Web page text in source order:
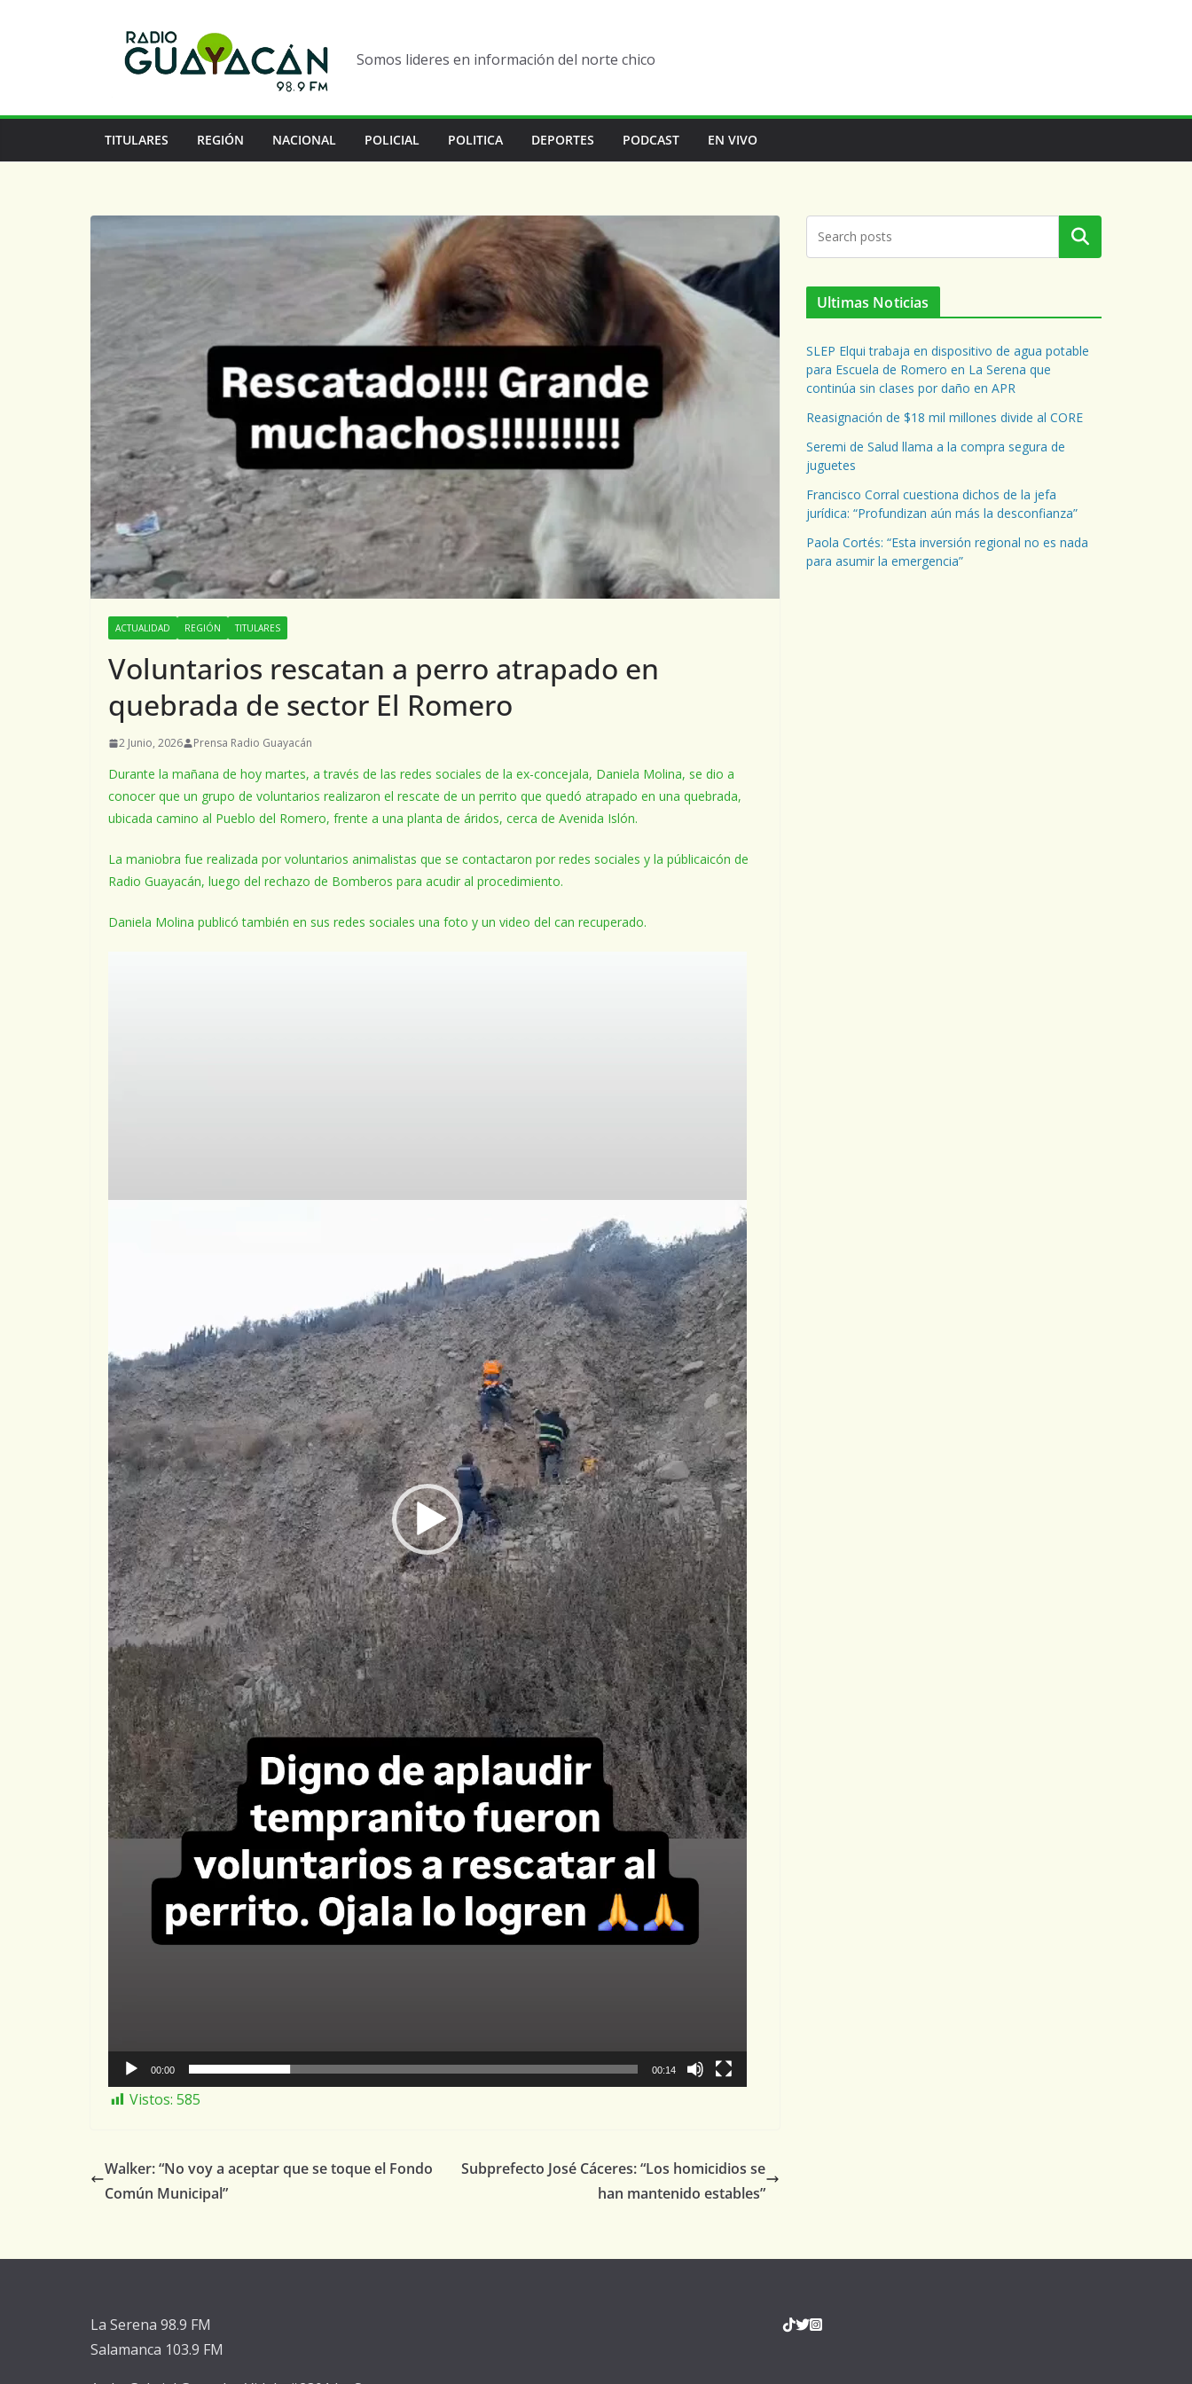
Somos lideres en información del norte chico
TITULARES REGIÓN NACIONAL POLICIAL POLITICA DEPORTES PODCAST EN VIVO
ACTUALIDAD REGIÓN TITULARES
Voluntarios rescatan a perro atrapado en
quebrada de sector El Romero
2 Junio, 2026 Prensa Radio Guayacán
Durante la mañana de hoy martes, a través de las redes sociales de la ex-concejala, Daniela Molina, se dio a
conocer que un grupo de voluntarios realizaron el rescate de un perrito que quedó atrapado en una quebrada,
ubicada camino al Pueblo del Romero, frente a una planta de áridos, cerca de Avenida Islón.
La maniobra fue realizada por voluntarios animalistas que se contactaron por redes sociales y la públicaicón de
Radio Guayacán, luego del rechazo de Bomberos para acudir al procedimiento.
Daniela Molina publicó también en sus redes sociales una foto y un video del can recuperado.
00:00 00:14
Vistos: 585
Walker: “No voy a aceptar que se toque el Fondo
Común Municipal”
Subprefecto José Cáceres: “Los homicidios se
han mantenido estables”
Buscar
Ultimas Noticias
SLEP Elqui trabaja en dispositivo de agua potable
para Escuela de Romero en La Serena que
continúa sin clases por daño en APR
Reasignación de $18 mil millones divide al CORE
Seremi de Salud llama a la compra segura de
juguetes
Francisco Corral cuestiona dichos de la jefa
jurídica: “Profundizan aún más la desconfianza”
Paola Cortés: “Esta inversión regional no es nada
para asumir la emergencia”
La Serena 98.9 FM
Salamanca 103.9 FM